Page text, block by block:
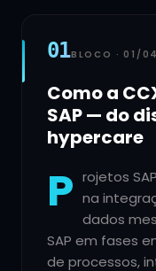
01BLOCO ·01 / 04
Como a
SAP — do
hypercare
P rojetos
na
dados
SAP em fases
de processos,